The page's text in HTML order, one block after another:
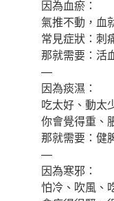
因為血瘀：
氣推不動，血
常見症狀：刺
那就需要：活
—
因為痰濕：
吃太好、動太
你會覺得重、
那就需要：健
—
因為寒邪：
怕冷、吹風、